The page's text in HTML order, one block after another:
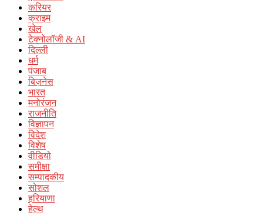
करियर
क्राइम
खेल
टेक्नोलॉजी & AI
दिल्ली
धर्म
पंजाब
बिज़नेस
भारत
मनोरंजन
राजनीति
विज्ञापन
विदेश
विशेष
वीडियो
समीक्षा
सम्पादकीय
सोशल
हरियाणा
हेल्थ